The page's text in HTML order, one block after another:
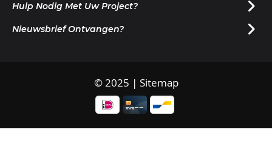
Hulp Nodig Met Uw Project?
Nieuwsbrief Ontvangen?
© 2025 | Sitemap